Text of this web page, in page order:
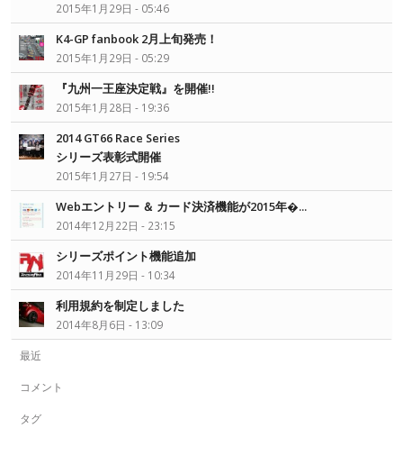
2015年1月29日 - 05:46
K4-GP fanbook 2月上旬発売！
2015年1月29日 - 05:29
『九州一王座決定戦』を開催!!
2015年1月28日 - 19:36
2014 GT66 Race Series
シリーズ表彰式開催
2015年1月27日 - 19:54
Webエントリー ＆ カード決済機能が2015年�...
2014年12月22日 - 23:15
シリーズポイント機能追加
2014年11月29日 - 10:34
利用規約を制定しました
2014年8月6日 - 13:09
最近
コメント
タグ